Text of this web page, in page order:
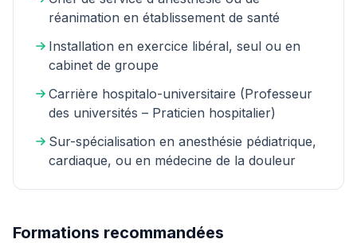
réanimation en établissement de santé
Installation en exercice libéral, seul ou en
cabinet de groupe
Carrière hospitalo-universitaire (Professeur
des universités – Praticien hospitalier)
Sur-spécialisation en anesthésie pédiatrique,
cardiaque, ou en médecine de la douleur
Formations recommandées